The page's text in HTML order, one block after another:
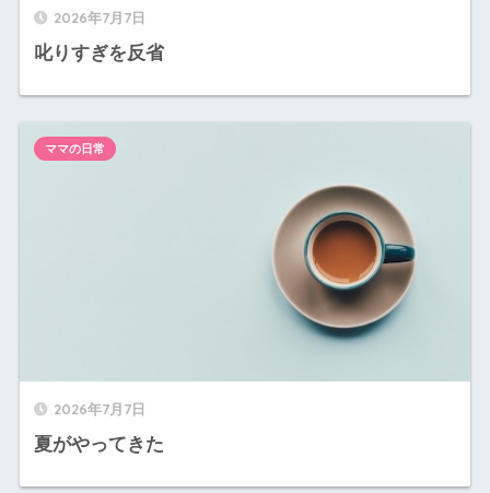
2026年7月7日
叱りすぎを反省
2026年7月7日
夏がやってきた
ママの日常